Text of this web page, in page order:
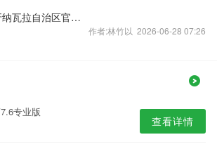
【链博之声】西班牙纳瓦拉自治区官员：中国为欧洲绿色转型注入新动能
作者:林竹以 2026-06-28 07:26
专业版
查看详情